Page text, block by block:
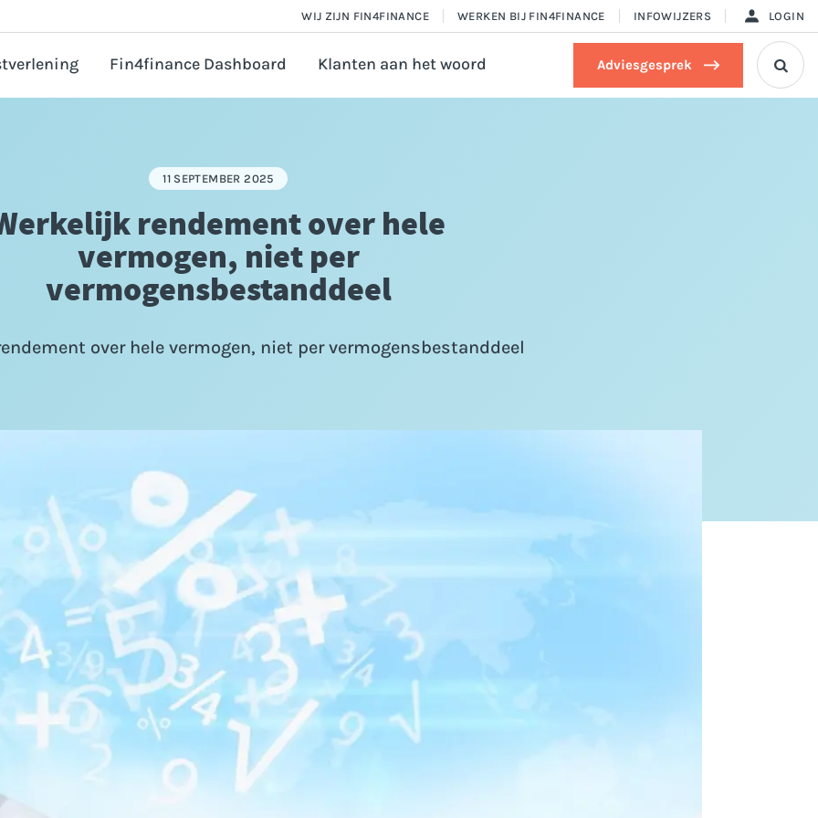
WIJ ZIJN FIN4FINANCE WERKEN BIJ FIN4FINANCE INFOWIJZERS LOGIN
ondernemer
aanvragen
Fin4finance Dashboard Klanten aan het woord Adviesgesprek 
11 SEPTEMBER 2025
rendement over hele
vermogen, niet per
vermogensbestanddeel
over hele vermogen, niet per vermogensbestanddeel